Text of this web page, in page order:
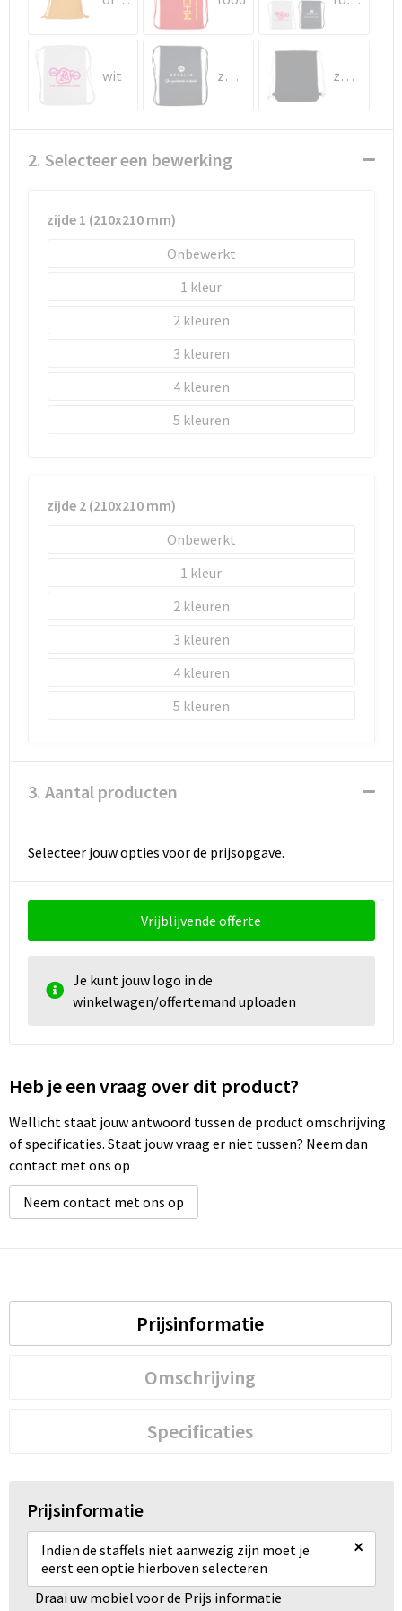
Sporttassen
Toilettassen
wit zwart zwart/wit
2. Selecteer een bewerking
zijde 1 (210x210 mm)
Onbewerkt
1
2
3
4
5
zijde 2 (210x210 mm)
Onbewerkt
1
2
3
4
5
3. Aantal producten
Selecteer jouw opties voor de prijsopgave.
Vrijblijvende offerte
Je kunt jouw logo in de
winkelwagen/offertemand uploaden
Heb je een vraag over dit product?
Wellicht staat jouw antwoord tussen de product omschrijving
of specificaties. Staat jouw vraag er niet tussen? Neem dan
contact met ons op
Neem contact met ons op
Prijsinformatie
Omschrijving
Specificaties
Prijsinformatie
Indien de staffels niet aanwezig zijn moet je
eerst een optie hierboven selecteren
×
Draai uw mobiel voor de Prijs informatie